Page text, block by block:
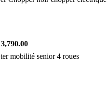
3,790.00